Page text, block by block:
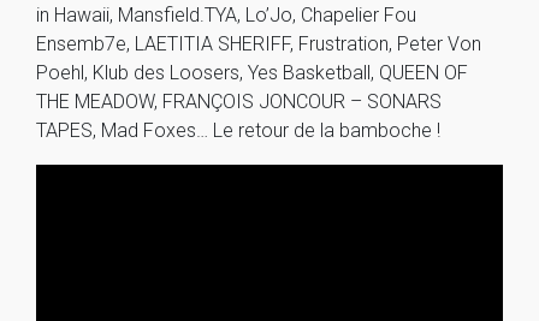
in Hawaii, Mansfield.TYA, Lo’Jo, Chapelier Fou
Ensemb7e, LAETITIA SHERIFF, Frustration, Peter Von
Poehl, Klub des Loosers, Yes Basketball, QUEEN OF
THE MEADOW, FRANÇOIS JONCOUR – SONARS
TAPES, Mad Foxes… Le retour de la bamboche !